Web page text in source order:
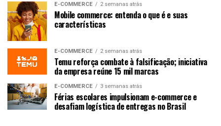
E-COMMERCE 2 semanas atrás
Mobile commerce: entenda o que é e suas
características
E-COMMERCE 2 semanas atrás
Temu reforça combate à falsificação; iniciativa
da empresa reúne 15 mil marcas
E-COMMERCE 3 semanas atrás
Férias escolares impulsionam e-commerce e
desafiam logística de entregas no Brasil